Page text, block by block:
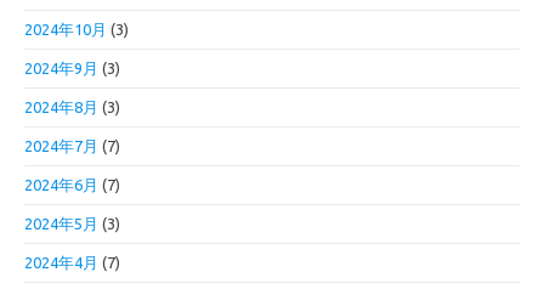
2024年10月 (3)
2024年9月 (3)
2024年8月 (3)
2024年7月 (7)
2024年6月 (7)
2024年5月 (3)
2024年4月 (7)